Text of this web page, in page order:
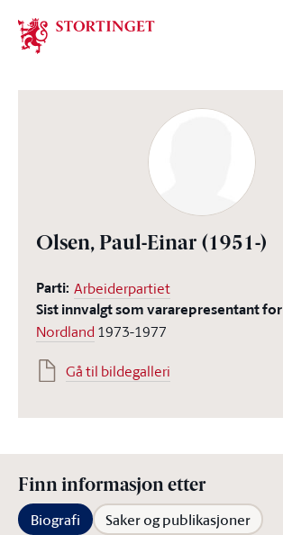
Stortinget.no
Olsen, Paul-Einar (1951-)
Parti: Arbeiderpartiet
Sist innvalgt som vararepresentant for
Nordland 1973-1977
Gå til bildegalleri
Finn informasjon etter
Biografi Saker og publikasjoner